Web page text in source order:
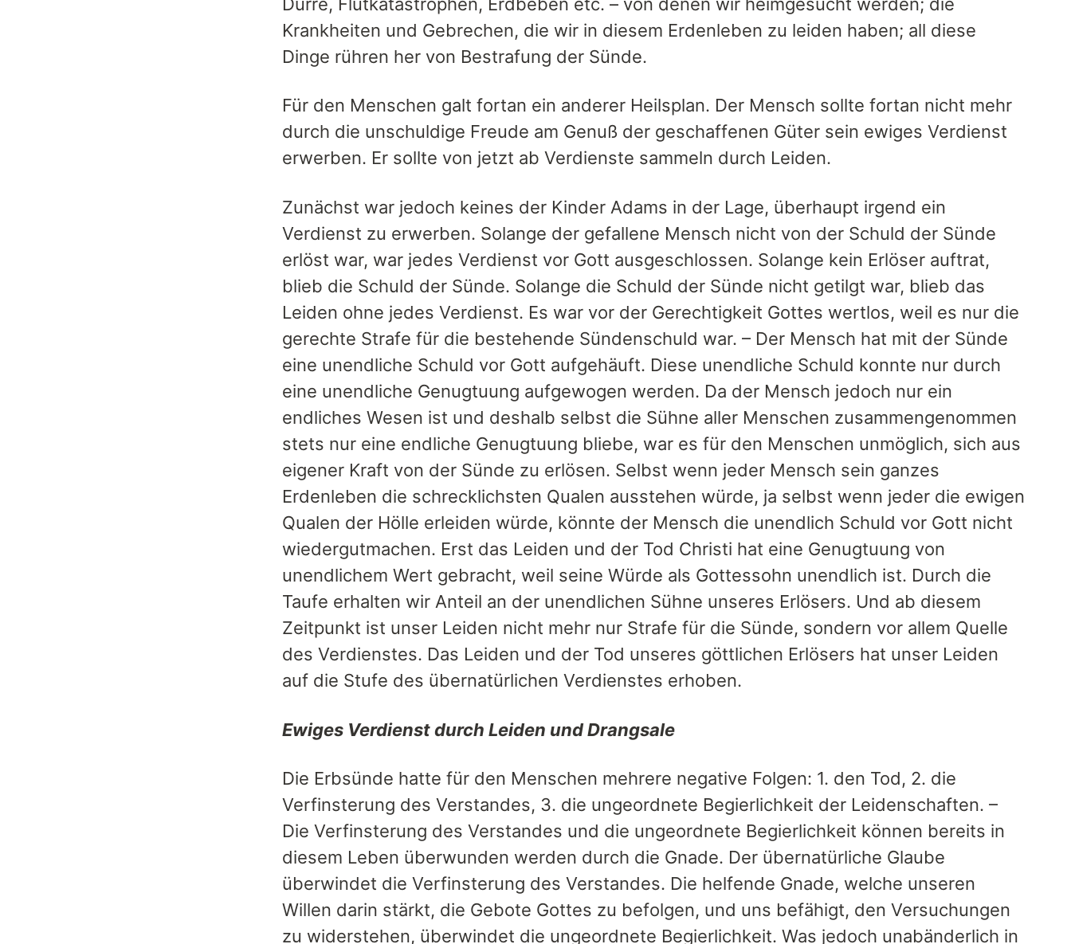
Krankheiten und Gebrechen, die wir in diesem Erdenleben zu leiden haben; all diese
Dinge rühren her von Bestrafung der Sünde.
Für den Menschen galt fortan ein anderer Heilsplan. Der Mensch sollte fortan nicht mehr
durch die unschuldige Freude am Genuß der geschaffenen Güter sein ewiges Verdienst
erwerben. Er sollte von jetzt ab Verdienste sammeln durch Leiden.
Zunächst war jedoch keines der Kinder Adams in der Lage, überhaupt irgend ein
Verdienst zu erwerben. Solange der gefallene Mensch nicht von der Schuld der Sünde
erlöst war, war jedes Verdienst vor Gott ausgeschlossen. Solange kein Erlöser auftrat,
blieb die Schuld der Sünde. Solange die Schuld der Sünde nicht getilgt war, blieb das
Leiden ohne jedes Verdienst. Es war vor der Gerechtigkeit Gottes wertlos, weil es nur die
gerechte Strafe für die bestehende Sündenschuld war. – Der Mensch hat mit der Sünde
eine unendliche Schuld vor Gott aufgehäuft. Diese unendliche Schuld konnte nur durch
eine unendliche Genugtuung aufgewogen werden. Da der Mensch jedoch nur ein
endliches Wesen ist und deshalb selbst die Sühne aller Menschen zusammengenommen
stets nur eine endliche Genugtuung bliebe, war es für den Menschen unmöglich, sich aus
eigener Kraft von der Sünde zu erlösen. Selbst wenn jeder Mensch sein ganzes
Erdenleben die schrecklichsten Qualen ausstehen würde, ja selbst wenn jeder die ewigen
Qualen der Hölle erleiden würde, könnte der Mensch die unendlich Schuld vor Gott nicht
wiedergutmachen. Erst das Leiden und der Tod Christi hat eine Genugtuung von
unendlichem Wert gebracht, weil seine Würde als Gottessohn unendlich ist. Durch die
Taufe erhalten wir Anteil an der unendlichen Sühne unseres Erlösers. Und ab diesem
Zeitpunkt ist unser Leiden nicht mehr nur Strafe für die Sünde, sondern vor allem Quelle
des Verdienstes. Das Leiden und der Tod unseres göttlichen Erlösers hat unser Leiden
auf die Stufe des übernatürlichen Verdienstes erhoben.
Ewiges Verdienst durch Leiden und Drangsale
Die Erbsünde hatte für den Menschen mehrere negative Folgen: 1. den Tod, 2. die
Verfinsterung des Verstandes, 3. die ungeordnete Begierlichkeit der Leidenschaften. –
Die Verfinsterung des Verstandes und die ungeordnete Begierlichkeit können bereits in
diesem Leben überwunden werden durch die Gnade. Der übernatürliche Glaube
überwindet die Verfinsterung des Verstandes. Die helfende Gnade, welche unseren
Willen darin stärkt, die Gebote Gottes zu befolgen, und uns befähigt, den Versuchungen
zu widerstehen, überwindet die ungeordnete Begierlichkeit. Was jedoch unabänderlich in